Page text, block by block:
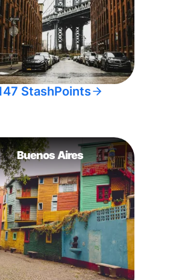
StashPoints
Buenos Aires